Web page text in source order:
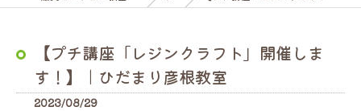
【プチ講座「レジンクラフト」開催しま
す！】｜ひだまり彦根教室
2023/08/29